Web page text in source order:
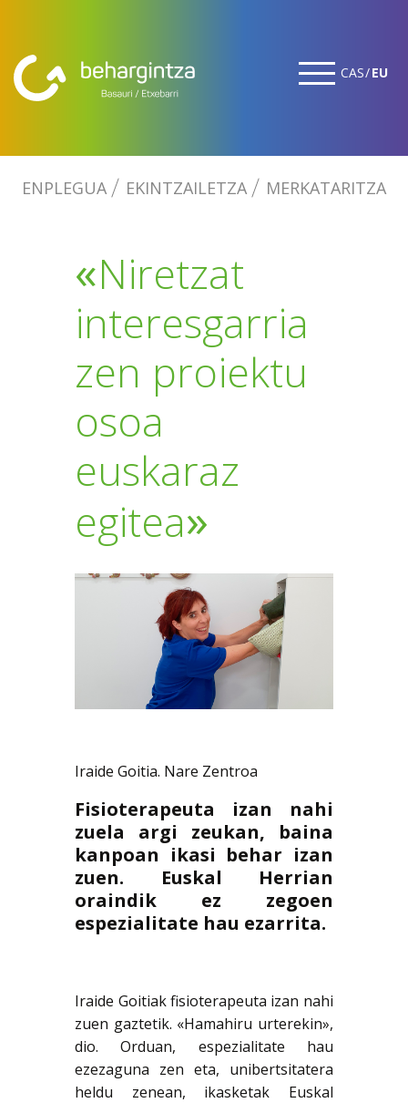
CAS EU
ENPLEGUA EKINTZAILETZA MERKATARITZA
«Niretzat
interesgarria
zen proiektu
osoa
euskaraz
egitea»
Iraide Goitia. Nare Zentroa
Fisioterapeuta izan nahi
zuela argi zeukan, baina
kanpoan ikasi behar izan
zuen. Euskal Herrian
oraindik ez zegoen
espezialitate hau ezarrita.
Iraide Goitiak fisioterapeuta izan nahi
zuen gaztetik. «Hamahiru urterekin»,
dio. Orduan, espezialitate hau
ezezaguna zen eta, unibertsitatera
heldu zenean, ikasketak Euskal